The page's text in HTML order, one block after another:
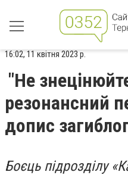
16:02, 11 квітня 2023 р.
"Не
резонансний
допис
Боєць підрозділу